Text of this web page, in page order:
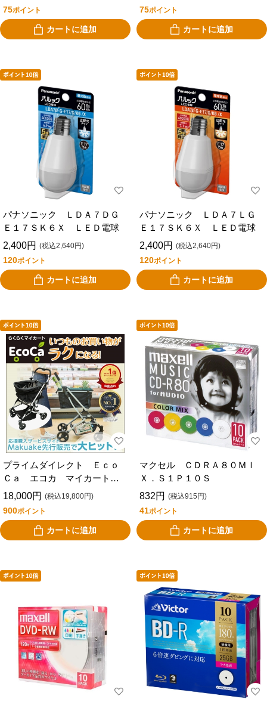
75ポイント
カートに追加
75ポイント
カートに追加
パナソニック ＬＤＡ７ＤＧ
Ｅ１７ＳＫ６Ｘ ＬＥＤ電球
2,400円 (税込2,640円)
120ポイント
カートに追加
パナソニック ＬＤＡ７ＬＧ
Ｅ１７ＳＫ６Ｘ ＬＥＤ電球
2,400円 (税込2,640円)
120ポイント
カートに追加
プライムダイレクト Ｅｃｏ
Ｃａ エコカ マイカート
ショッピングカート
18,000円 (税込19,800円)
900ポイント
カートに追加
マクセル ＣＤＲＡ８０ＭＩ
Ｘ．Ｓ１Ｐ１０Ｓ
832円 (税込915円)
41ポイント
カートに追加